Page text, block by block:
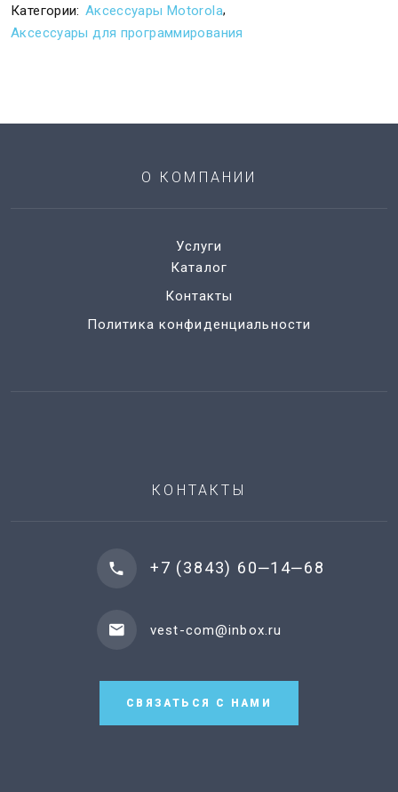
Категории: Аксессуары Motorola,
Аксессуары для программирования
О КОМПАНИИ
Услуги
Каталог
Контакты
Политика конфиденциальности
КОНТАКТЫ
+7 (3843) 60‒14‒68
vest-com@inbox.ru
СВЯЗАТЬСЯ С НАМИ